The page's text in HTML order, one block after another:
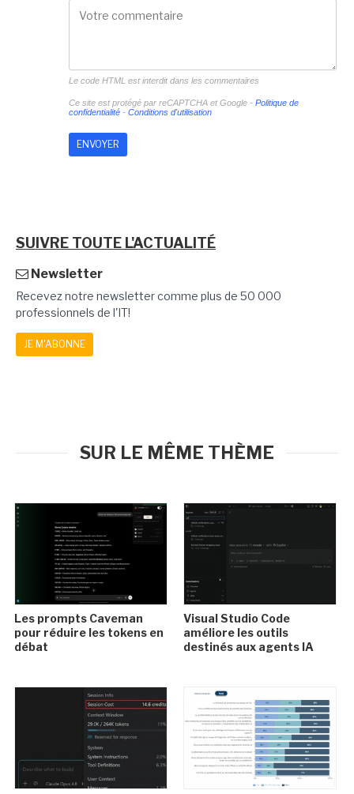
Le code HTML est interdit dans les commentaires
Ce site est protégé par reCAPTCHA et Google - Politique de
confidentialité- Conditions d'utilisation
SUIVRE TOUTE L'ACTUALITÉ
Newsletter
Recevez notre newsletter comme plus de 50 000
professionnels de l'IT!
JE M'ABONNE
SUR LE MÊME THÈME
Les prompts Caveman
pour réduire les tokens en
débat
Visual Studio Code
améliore les outils
destinés aux agents IA